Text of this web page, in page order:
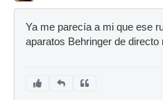
Ya me parecía a mi que ese
aparatos Behringer de directo